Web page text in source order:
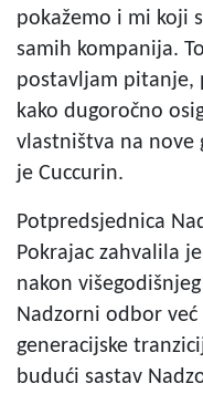
pokažemo i mi koji
samih kompanija.
postavljam pitanje,
kako dugoročno
vlastništva na nove
je Cuccurin.
Potpredsjednica
Pokrajac zahvalila
nakon
Nadzorni odbor
generacijske
budući sastav